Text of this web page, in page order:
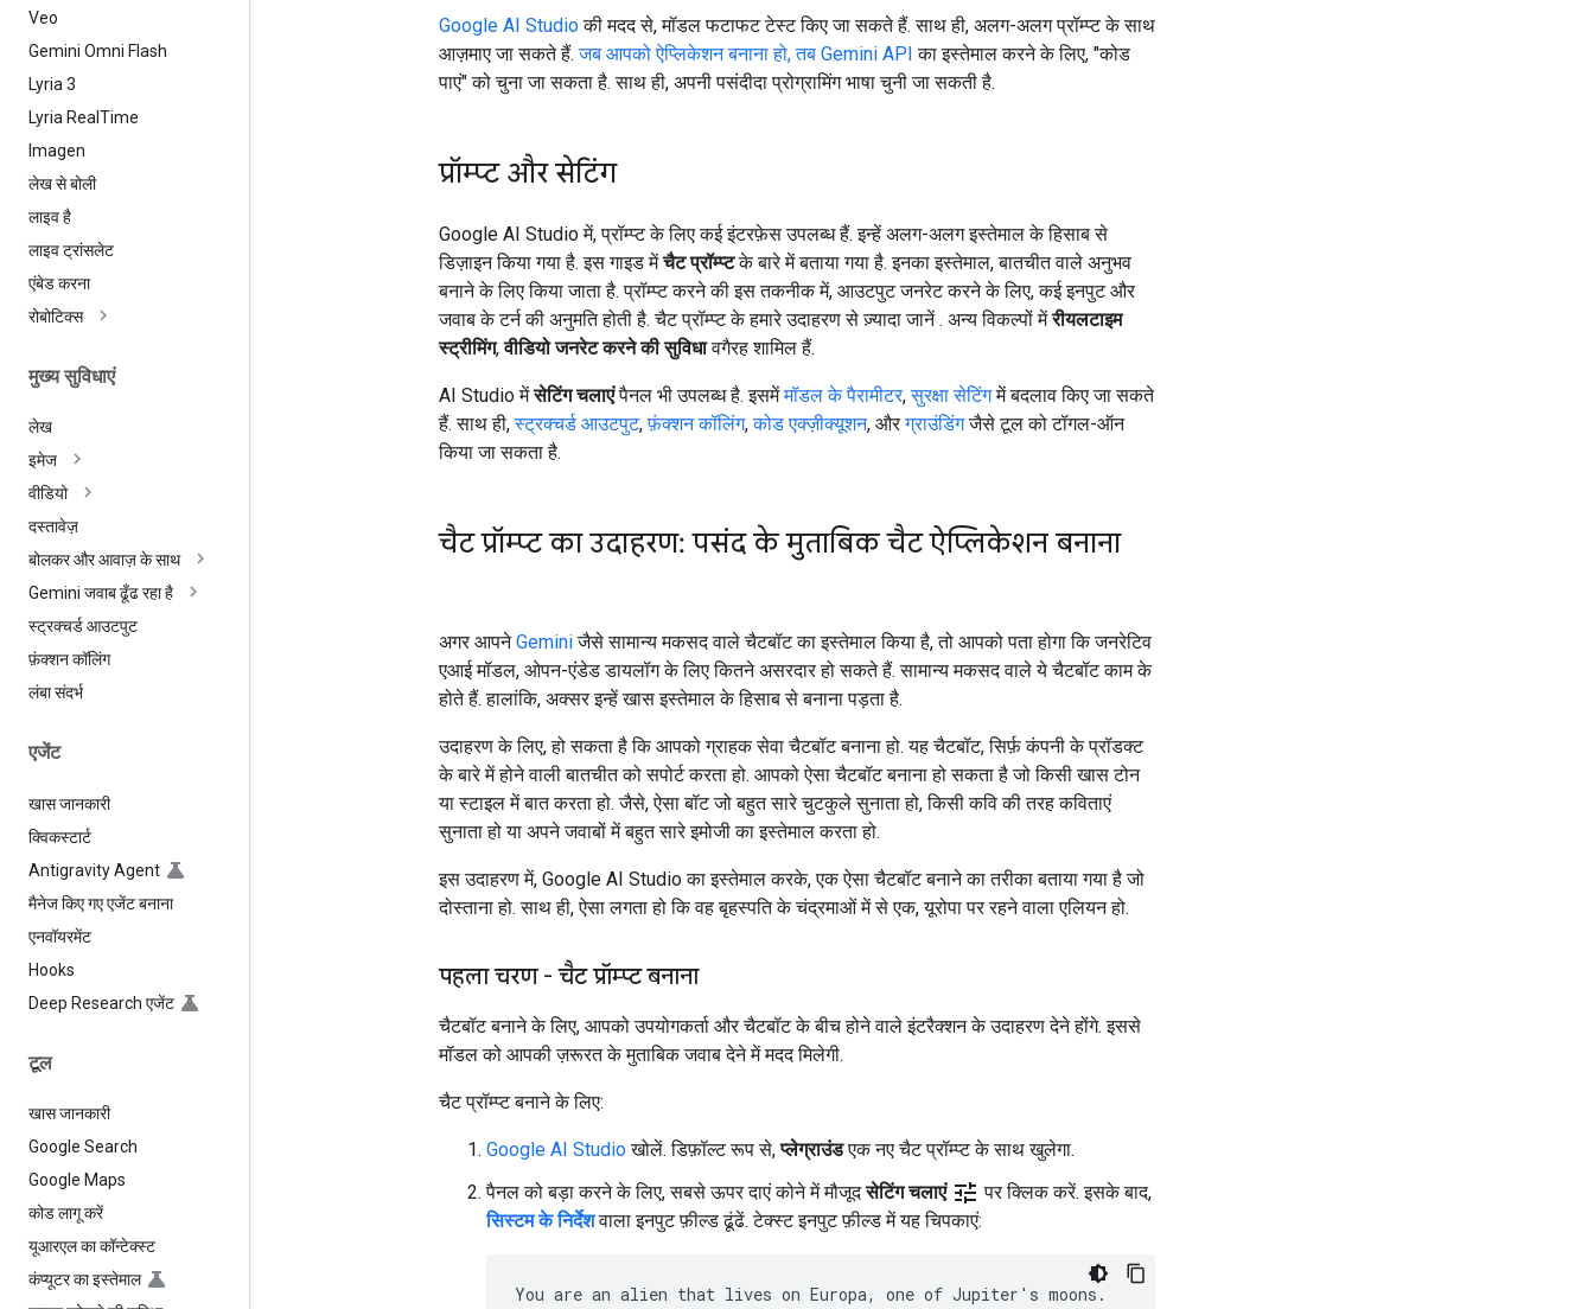
Veo
Gemini Omni Flash
Lyria 3
Lyria Real Time
Imagen
लेख से बोली
लाइव है
लाइव ट्रांसलेट
एंबेड करना
रोबोटिक्स
मुख्य सुविधाएं
लेख
इमेज
वीडियो
दस्तावेज़
बोलकर और आवाज़ के साथ
Gemini जवाब ढूँढ रहा है
स्ट्रक्चर्ड आउटपुट
फ़ंक्शन कॉलिंग
लंबा संदर्भ
एजेंट
खास जानकारी
क्विकस्टार्ट
Antigravity Agent
मैनेज किए गए एजेंट बनाना
एनवॉयरमेंट
Hooks
Deep Research एजेंट
टूल
खास जानकारी
Google Search
Google Maps
कोड लागू करें
यूआरएल का कॉन्टेक्स्ट
कंप्यूटर का इस्तेमाल
Google AI Studioकी मदद से, मॉडल फटाफट टेस्ट किए जा सकते हैं. साथ ही, अलग-अलग प्रॉम्प्ट के साथ
आज़माए जा सकते हैं.जब आपको ऐप्लिकेशन बनाना हो, तब Gemini API का इस्तेमाल करने के लिए, "कोड
पाएं" को चुना जा सकता है. साथ ही, अपनी पसंदीदा प्रोग्रामिंग भाषा चुनी जा सकती है.
प्रॉम्प्ट और सेटिंग
Google AI Studio में, प्रॉम्प्ट के लिए कई इंटरफ़ेस उपलब्ध हैं. इन्हें अलग-अलग इस्तेमाल के हिसाब से
डिज़ाइन किया गया है. इस गाइड मेंचैट प्रॉम्प्टके बारे में बताया गया है. इनका इस्तेमाल, बातचीत वाले अनुभव
बनाने के लिए किया जाता है. प्रॉम्प्ट करने की इस तकनीक में, आउटपुट जनरेट करने के लिए, कई इनपुट और
जवाब के टर्न की अनुमति होती है. चैट प्रॉम्प्ट के हमारे उदाहरण से ज़्यादा जानें. अन्य विकल्पों मेंरीयलटाइम
स्ट्रीमिंग,वीडियो जनरेट करने की सुविधावगैरह शामिल हैं.
AI Studio मेंसेटिंग चलाएंपैनल भी उपलब्ध है. इसमेंमॉडल के पैरामीटर,सुरक्षा सेटिंगमें बदलाव किए जा सकते
हैं. साथ ही,स्ट्रक्चर्ड आउटपुट,फ़ंक्शन कॉलिंग,कोड एक्ज़ीक्यूशन, औरग्राउंडिंगजैसे टूल को टॉगल-ऑन
किया जा सकता है.
चैट प्रॉम्प्ट का उदाहरण: पसंद के मुताबिक चैट ऐप्लिकेशन बनाना
अगर आपनेGeminiजैसे सामान्य मकसद वाले चैटबॉट का इस्तेमाल किया है, तो आपको पता होगा कि जनरेटिव
एआई मॉडल, ओपन-एंडेड डायलॉग के लिए कितने असरदार हो सकते हैं. सामान्य मकसद वाले ये चैटबॉट काम के
होते हैं. हालांकि, अक्सर इन्हें खास इस्तेमाल के हिसाब से बनाना पड़ता है.
उदाहरण के लिए, हो सकता है कि आपको ग्राहक सेवा चैटबॉट बनाना हो. यह चैटबॉट, सिर्फ़ कंपनी के प्रॉडक्ट
के बारे में होने वाली बातचीत को सपोर्ट करता हो. आपको ऐसा चैटबॉट बनाना हो सकता है जो किसी खास टोन
या स्टाइल में बात करता हो. जैसे, ऐसा बॉट जो बहुत सारे चुटकुले सुनाता हो, किसी कवि की तरह कविताएं
सुनाता हो या अपने जवाबों में बहुत सारे इमोजी का इस्तेमाल करता हो.
इस उदाहरण में, Google AI Studio का इस्तेमाल करके, एक ऐसा चैटबॉट बनाने का तरीका बताया गया है जो
दोस्ताना हो. साथ ही, ऐसा लगता हो कि वह बृहस्पति के चंद्रमाओं में से एक, यूरोपा पर रहने वाला एलियन हो.
पहला चरण - चैट प्रॉम्प्ट बनाना
चैटबॉट बनाने के लिए, आपको उपयोगकर्ता और चैटबॉट के बीच होने वाले इंटरैक्शन के उदाहरण देने होंगे. इससे
मॉडल को आपकी ज़रूरत के मुताबिक जवाब देने में मदद मिलेगी.
चैट प्रॉम्प्ट बनाने के लिए:
Google AI Studioखोलें. डिफ़ॉल्ट रूप से,प्लेग्राउंडएक नए चैट प्रॉम्प्ट के साथ खुलेगा.
पैनल को बड़ा करने के लिए, सबसे ऊपर दाएं कोने में मौजूदसेटिंग चलाएं tune पर क्लिक करें. इसके बाद,
सिस्टम के निर्देशवाला इनपुट फ़ील्ड ढूंढें. टेक्स्ट इनपुट फ़ील्ड में यह चिपकाएं: